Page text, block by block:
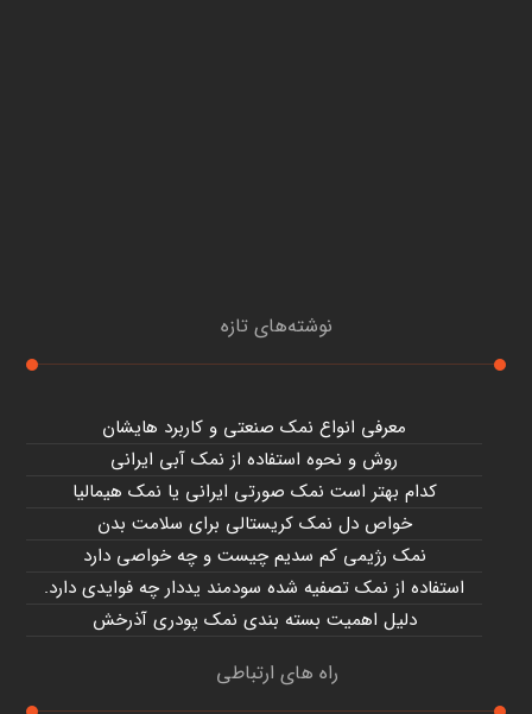
نوشته‌های تازه
معرفی انواع نمک صنعتی و کاربرد هایشان
روش و نحوه استفاده از نمک آبی ایرانی
کدام بهتر است نمک صورتی ایرانی یا نمک هیمالیا
خواص دل نمک کریستالی برای سلامت بدن
نمک رژیمی کم سدیم چیست و چه خواصی دارد
استفاده از نمک تصفیه شده سودمند یددار چه فوایدی دارد.
دلیل اهمیت بسته بندی نمک پودری آذرخش
راه های ارتباطی